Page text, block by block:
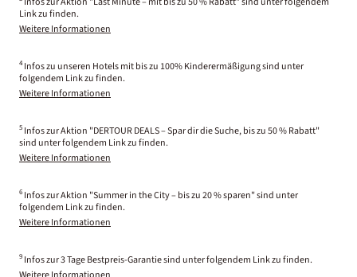
Link zu finden.
Weitere Informationen
4 Infos zu unseren Hotels mit bis zu 100% Kinderermäßigung sind unter
folgendem Link zu finden.
Weitere Informationen
5 Infos zur Aktion "DERTOUR DEALS – Spar dir die Suche, bis zu 50 % Rabatt"
sind unter folgendem Link zu finden.
Weitere Informationen
6 Infos zur Aktion "Summer in the City – bis zu 20 % sparen" sind unter
folgendem Link zu finden.
Weitere Informationen
9 Infos zur 3 Tage Bestpreis-Garantie sind unter folgendem Link zu finden.